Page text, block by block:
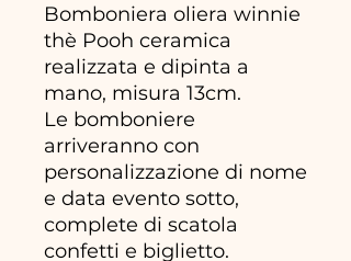
Bomboniera oliera winnie
thè Pooh ceramica
realizzata e dipinta a
mano, misura 13cm.
Le bomboniere
arriveranno con
personalizzazione di nome
e data evento sotto,
complete di scatola
confetti e biglietto.